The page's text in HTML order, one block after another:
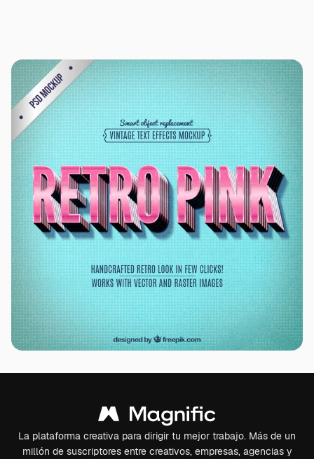
La plataforma creativa para dirigir tu mejor trabajo. Más de un
millón de suscriptores entre creativos, empresas, agencias y